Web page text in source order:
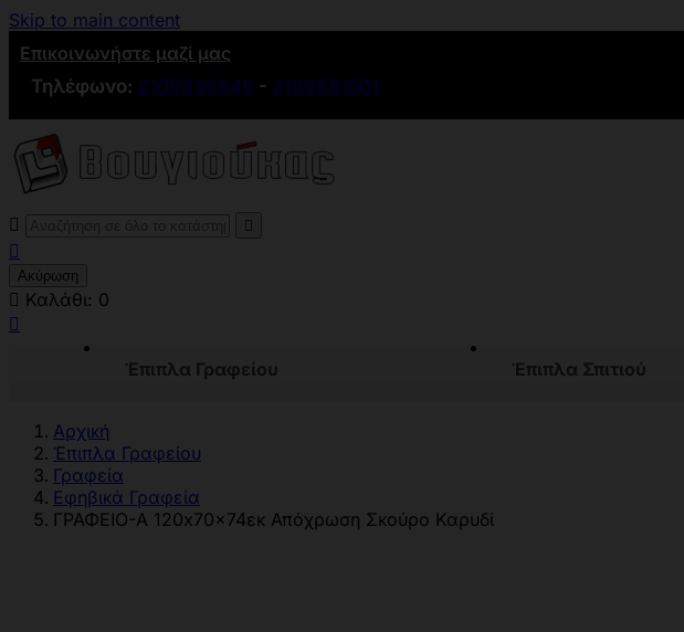
Skip to main content
Επικοινωνήστε μαζί μας
Τηλέφωνο: 2109836846 - 2109881501
 

Ακύρωση
 Καλάθι: 0

Έπιπλα Γραφείου Έπιπλα Σπιτιού
Αρχική
Έπιπλα Γραφείου
Γραφεία
Εφηβικά Γραφεία
ΓΡΑΦΕΙO-Α 120x70x74εκ Απόχρωση Σκούρο Καρυδί